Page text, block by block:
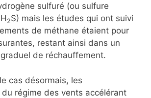
sulfuré (ou sulfure
2S) mais les études qui ont suivi
de méthane étaient pour
restant ainsi dans un
de réchauffement.
cas désormais, les
régime des vents accélérant